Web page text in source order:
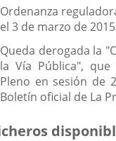
Descripción
Ordenanza
el 3 de marzo de 2015
Queda derogada la
la Vía Pública",
Pleno en sesión de
Boletín oficial de La